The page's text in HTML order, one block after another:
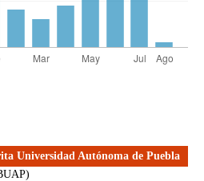
Universidad Autónoma de Puebla